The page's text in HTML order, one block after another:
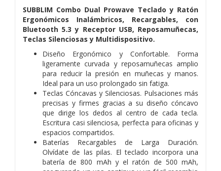
SUBBLIM Combo Dual Prowave Teclado y Ratón
Ergonómicos Inalámbricos, Recargables, con
Bluetooth 5.3 y Receptor USB, Reposamuñecas,
Teclas Silenciosas y Multidispositivo.
Diseño Ergonómico y Confortable. Forma
ligeramente curvada y reposamuñecas amplio
para reducir la presión en muñecas y manos.
Ideal para un uso prolongado sin fatiga.
Teclas Cóncavas y Silenciosas. Pulsaciones más
precisas y firmes gracias a su diseño cóncavo
que dirige los dedos al centro de cada tecla.
Escritura casi silenciosa, perfecta para oficinas y
espacios compartidos.
Baterías Recargables de Larga Duración.
Olvídate de las pilas. El teclado incorpora una
batería de 800 mAh y el ratón de 500 mAh,